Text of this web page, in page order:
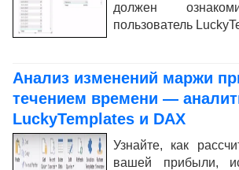
должен
пользователь
Анализ изменений маржи
течением времени —
LuckyTemplates и DAX
Узнайте, как
вашей прибыли,